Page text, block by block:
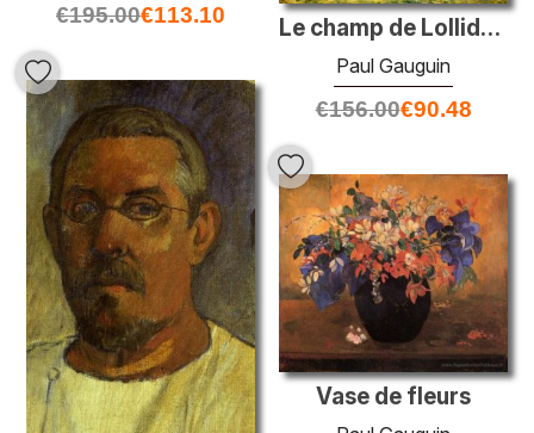
€195.00€113.10 Le champ de Lollidon et l'église de Pont-Aven
Paul Gauguin
€156.00€90.48
Vase de fleurs